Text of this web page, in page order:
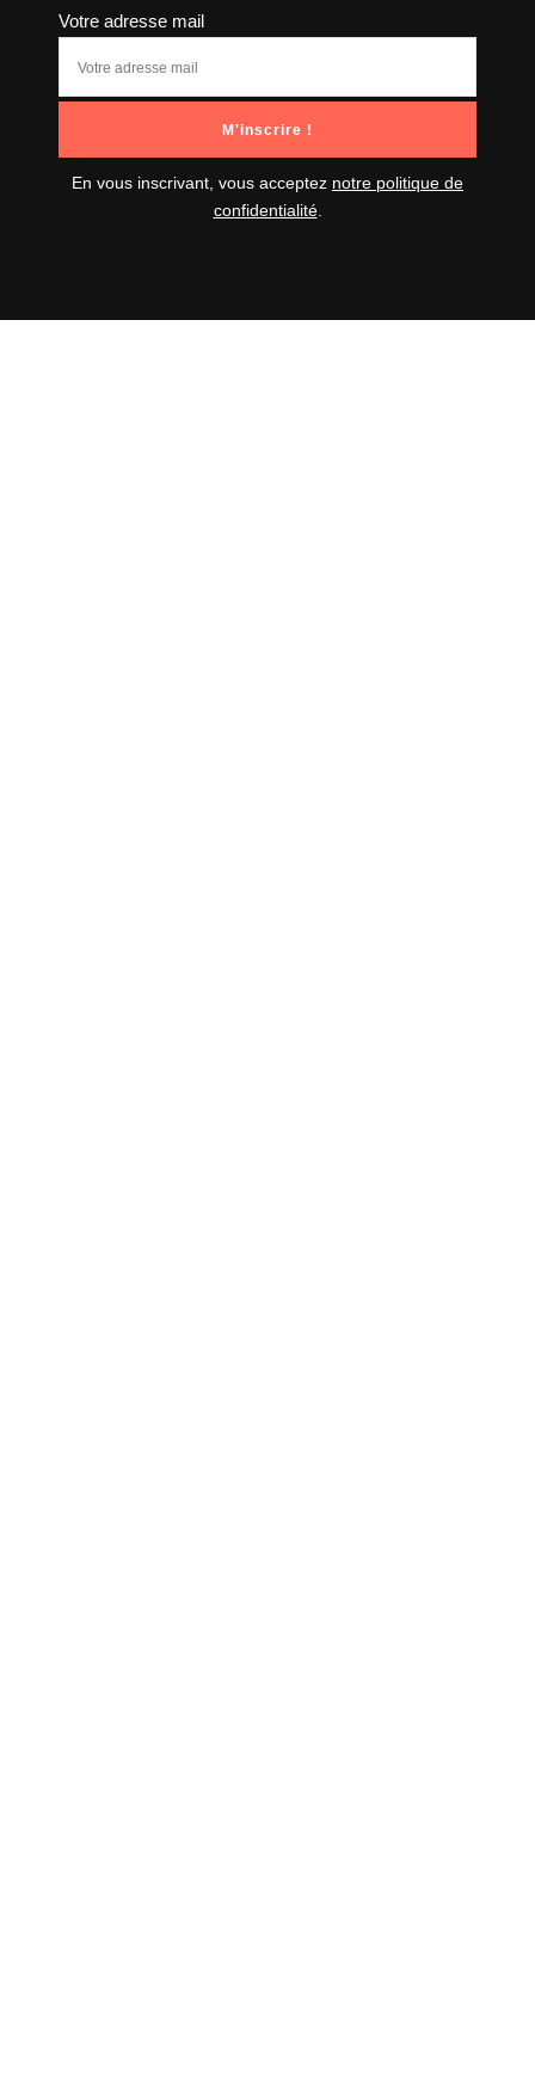
Votre adresse mail
En vous inscrivant, vous acceptez notre politique de
confidentialité.